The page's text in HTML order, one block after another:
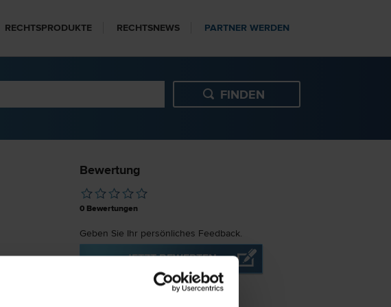
RECHTSPRODUKTE RECHTSNEWS PARTNER WERDEN
Bewertung
0Bewertungen
Geben Sie Ihr persönliches Feedback.
JETZT BEWERTEN